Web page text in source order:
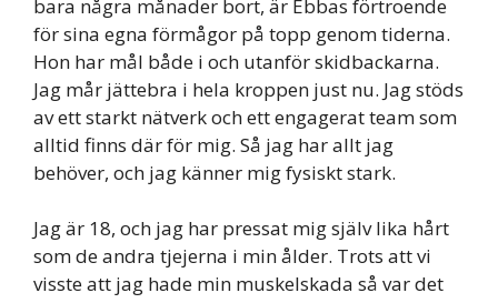
bara några månader bort, är Ebbas förtroende
för sina egna förmågor på topp genom tiderna.
Hon har mål både i och utanför skidbackarna.
Jag mår jättebra i hela kroppen just nu. Jag stöds
av ett starkt nätverk och ett engagerat team som
alltid finns där för mig. Så jag har allt jag
behöver, och jag känner mig fysiskt stark.
Jag är 18, och jag har pressat mig själv lika hårt
som de andra tjejerna i min ålder. Trots att vi
visste att jag hade min muskelskada så var det